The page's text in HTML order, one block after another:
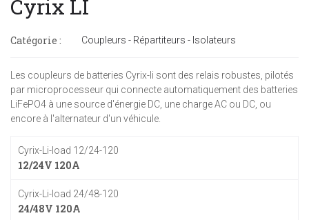
Cyrix LI
Catégorie : Coupleurs - Répartiteurs - Isolateurs
Les coupleurs de batteries Cyrix-li sont des relais robustes, pilotés
par microprocesseur qui connecte automatiquement des batteries
LiFePO4 à une source d'énergie DC, une charge AC ou DC, ou
encore à l'alternateur d'un véhicule.
Cyrix-Li-load 12/24-120
12/24V 120A
Cyrix-Li-load 24/48-120
24/48V 120A